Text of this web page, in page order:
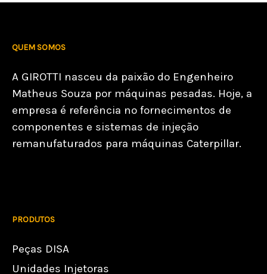
QUEM SOMOS
A GIROTTI nasceu da paixão do Engenheiro
Matheus Souza por máquinas pesadas. Hoje, a
empresa é referência no fornecimentos de
componentes e sistemas de injeção
remanufaturados para máquinas Caterpillar.
PRODUTOS
Peças DISA
Unidades Injetoras